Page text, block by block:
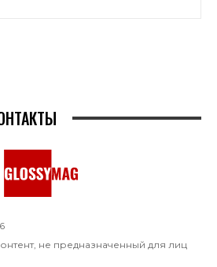
не предназначенный для лиц